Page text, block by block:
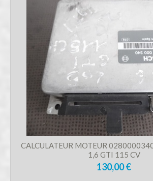
CALCULATEUR MOTEUR
1,6 GTI 115 CV
130,00 €